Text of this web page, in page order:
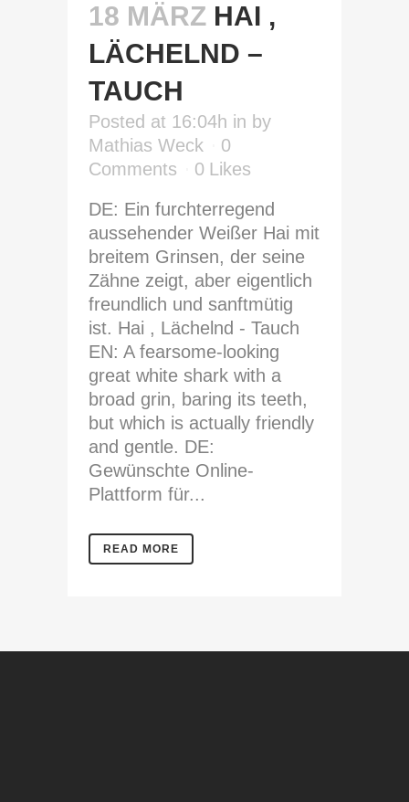
18 MÄRZ HAI ,
LÄCHELND –
TAUCH
Posted at 16:04h in by
Mathias Weck
0
Comments
0 Likes
DE: Ein furchterregend
aussehender Weißer Hai mit
breitem Grinsen, der seine
Zähne zeigt, aber eigentlich
freundlich und sanftmütig
ist. Hai , Lächelnd - Tauch
EN: A fearsome-looking
great white shark with a
broad grin, baring its teeth,
but which is actually friendly
and gentle. DE:
Gewünschte Online-
Plattform für...
READ MORE